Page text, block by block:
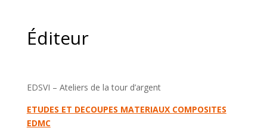
Éditeur
EDSVI – Ateliers de la tour d’argent
ETUDES ET DECOUPES MATERIAUX COMPOSITES
EDMC